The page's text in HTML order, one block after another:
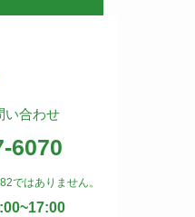
い合わせ
6070
ではありません。